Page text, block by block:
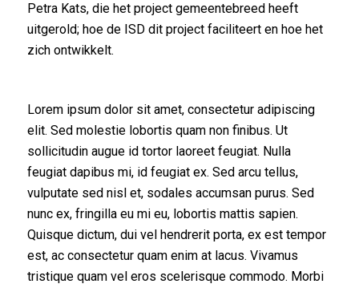
Petra Kats, die het project gemeentebreed heeft
uitgerold; hoe de ISD dit project faciliteert en hoe het
zich ontwikkelt.
Lorem ipsum dolor sit amet, consectetur adipiscing
elit. Sed molestie lobortis quam non finibus. Ut
sollicitudin augue id tortor laoreet feugiat. Nulla
feugiat dapibus mi, id feugiat ex. Sed arcu tellus,
vulputate sed nisl et, sodales accumsan purus. Sed
nunc ex, fringilla eu mi eu, lobortis mattis sapien.
Quisque dictum, dui vel hendrerit porta, ex est tempor
est, ac consectetur quam enim at lacus. Vivamus
tristique quam vel eros scelerisque commodo. Morbi